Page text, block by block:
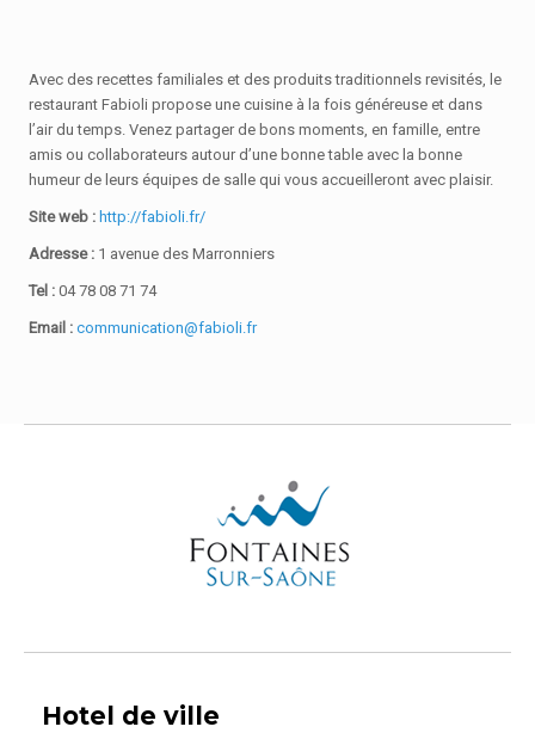
Avec des recettes familiales et des produits traditionnels revisités, le
restaurant Fabioli propose une cuisine à la fois généreuse et dans
l’air du temps. Venez partager de bons moments, en famille, entre
amis ou collaborateurs autour d’une bonne table avec la bonne
humeur de leurs équipes de salle qui vous accueilleront avec plaisir.
Site web : http://fabioli.fr/
Adresse : 1 avenue des Marronniers
Tel : 04 78 08 71 74
Email : communication@fabioli.fr
Hotel de ville